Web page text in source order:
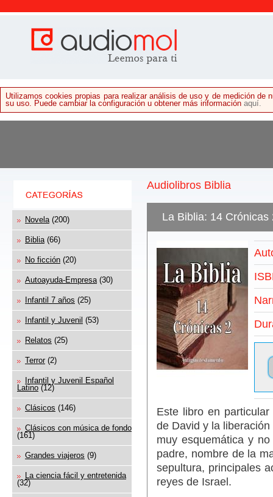
Utilizamos cookies propias para realizar análisis de uso y de medición de
su uso. Puede cambiar la configuración u obtener más información aquí.
Novela (200)
Biblia (66)
No ficción (20)
Autoayuda-Empresa (30)
Infantil 7 años (25)
Infantil y Juvenil (53)
Relatos (25)
Terror (2)
Infantil y Juvenil Español
Latino(12)
Clásicos (146)
Clásicos con música de fondo
(161)
Grandes viajeros (9)
La ciencia fácil y entretenida
(32)
Audiolibros Biblia
La Biblia: 14 Crónicas
Este libro en
de David y la
muy esquemática y
padre, nombre de la
sepultura, principales
reyes de Israel.